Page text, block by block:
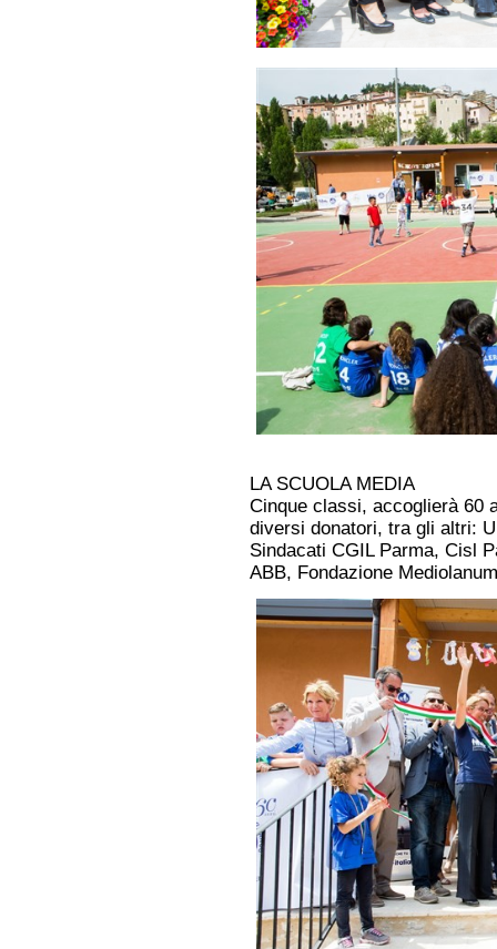
LA SCUOLA MEDIA
Cinque classi, accoglierà 60
diversi donatori, tra gli altri:
Sindacati CGIL Parma, Cisl
ABB, Fondazione